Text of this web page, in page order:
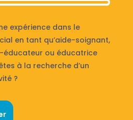
expérience dans le
en tant qu’aide-soignant,
éducateur ou éducatrice
à la recherche d’un
?